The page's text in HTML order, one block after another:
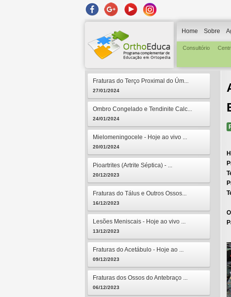
Home Sobre
Consultório
Fraturas do Terço Proximal do Úm...
27/01/2024
Ombro Congelado e Tendinite Calc...
24/01/2024
Mielomeningocele - Hoje ao vivo ...
20/01/2024
Pioartrites (Artrite Séptica) - ...
20/12/2023
Fraturas do Tálus e Outros Ossos...
16/12/2023
Lesões Meniscais - Hoje ao vivo ...
13/12/2023
Fraturas do Acetábulo - Hoje ao ...
09/12/2023
Fraturas dos Ossos do Antebraço ...
06/12/2023